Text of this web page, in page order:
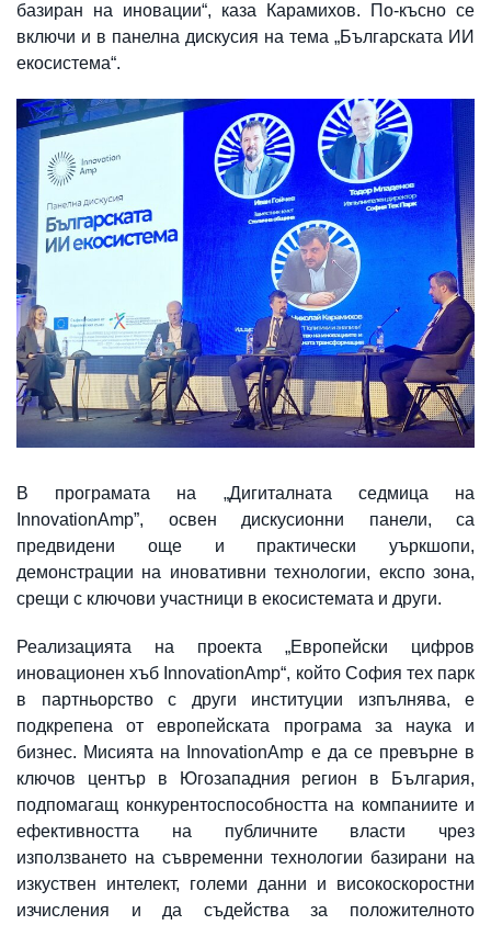
базиран на иновации“, каза Карамихов. По-късно се
включи и в панелна дискусия на тема „Българската ИИ
екосистема“.
В програмата на „Дигиталната седмица на
InnovationAmp”, освен дискусионни панели, са
предвидени още и практически уъркшопи,
демонстрации на иновативни технологии, експо зона,
срещи с ключови участници в екосистемата и други.
Реализацията на проекта „Европейски цифров
иновационен хъб InnovationAmp“, който София тех парк
в партньорство с други институции изпълнява, е
подкрепена от европейската програма за наука и
бизнес. Мисията на InnovationAmp е да се превърне в
ключов център в Югозападния регион в България,
подпомагащ конкурентоспособността на компаниите и
ефективността на публичните власти чрез
използването на съвременни технологии базирани на
изкуствен интелект, големи данни и високоскоростни
изчисления и да съдейства за положителното